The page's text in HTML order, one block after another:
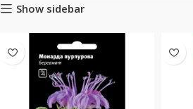
Show sidebar